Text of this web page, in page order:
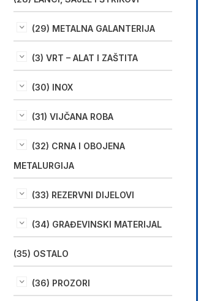
(29) METALNA GALANTERIJA
(3) VRT – ALAT I ZAŠTITA
(30) INOX
(31) VIJČANA ROBA
(32) CRNA I OBOJENA
METALURGIJA
(33) REZERVNI DIJELOVI
(34) GRAĐEVINSKI MATERIJAL
(35) OSTALO
(36) PROZORI